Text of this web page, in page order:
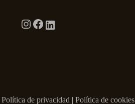
Política de privacidad | Política de cookies